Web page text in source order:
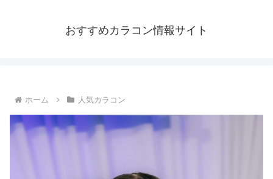
おすすめカラコン情報サイト
ホーム 人気カラコン